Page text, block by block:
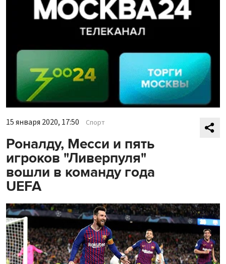
15 января 2020, 17:50 Спорт
Роналду, Месси и пять
игроков "Ливерпуля"
вошли в команду года
UEFA